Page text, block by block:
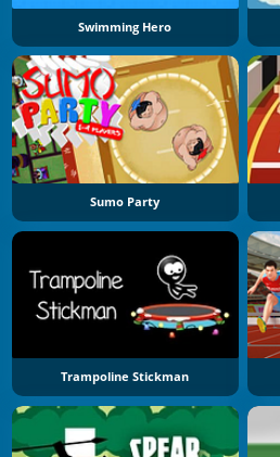
Swimming Hero
Sumo Party
Trampoline Stickman